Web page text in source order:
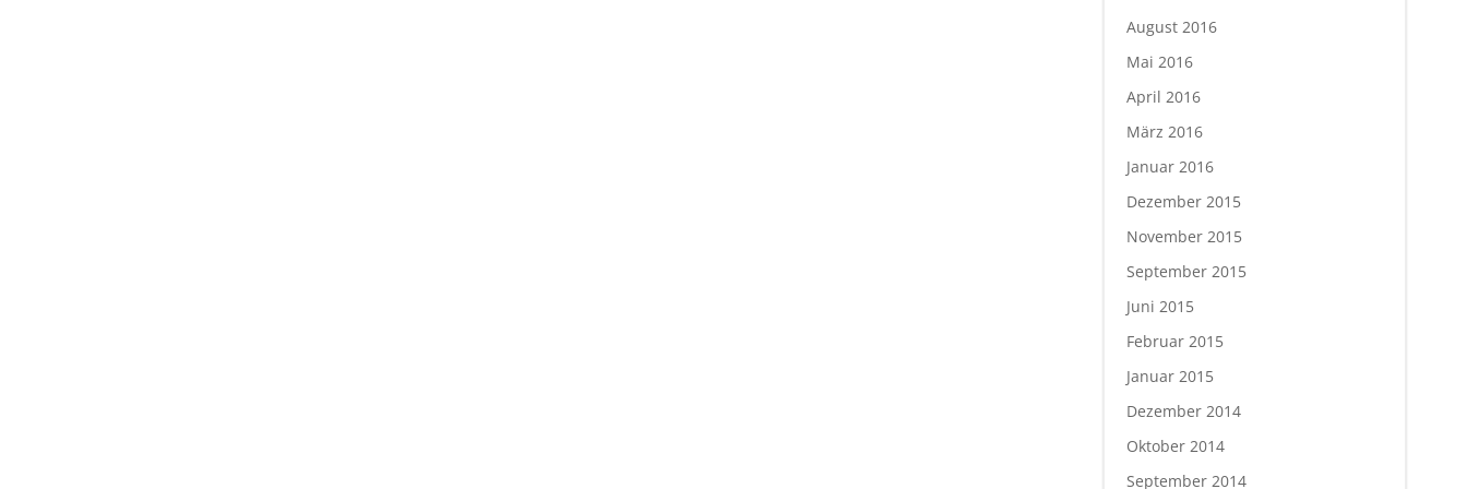
August 2016
Mai 2016
April 2016
März 2016
Januar 2016
Dezember 2015
November 2015
September 2015
Juni 2015
Februar 2015
Januar 2015
Dezember 2014
Oktober 2014
September 2014